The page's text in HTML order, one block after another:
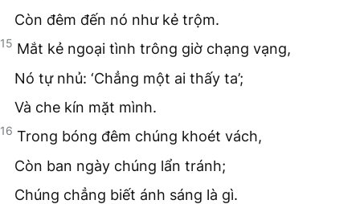
Còn đêm đến nó như kẻ trộm.
15 Mắt kẻ ngoại tình trông giờ chạng vạng,
Nó tự nhủ: ‘Chẳng một ai thấy ta’;
Và che kín mặt mình.
16 Trong bóng đêm chúng khoét vách,
Còn ban ngày chúng lẩn tránh;
Chúng chẳng biết ánh sáng là gì.